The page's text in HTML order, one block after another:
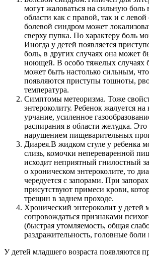
могут жаловаться на сильную боль
области как с правой, так и с
болевой синдром может
сверху пупка. По характеру боль
Иногда у детей появляется
боль, в других случаях она может
ноющей. В особо тяжелых случаях
может быть настолько сильным,
появляются приступы тошноты,
температура.
Симптомы метеоризма. Тоже
энтероколиту. Ребенок жалуется на
урчание, усиленное
распирания в области желудка. Это
нарушением пищеварительных
Диарея.В жидком стуле у ребенка
слизь, комочки непереваренной
исходит неприятный гнилостный
о хроническом энтероколите, то
чередуется с запорами. При
присутствуют примеси крови,
трещин в заднем проходе.
Хронический энтероколит у детей
сопровождаться признаками
(быстрая утомляемость, общая
раздражительность, головные
У детей младшего возраста появляются